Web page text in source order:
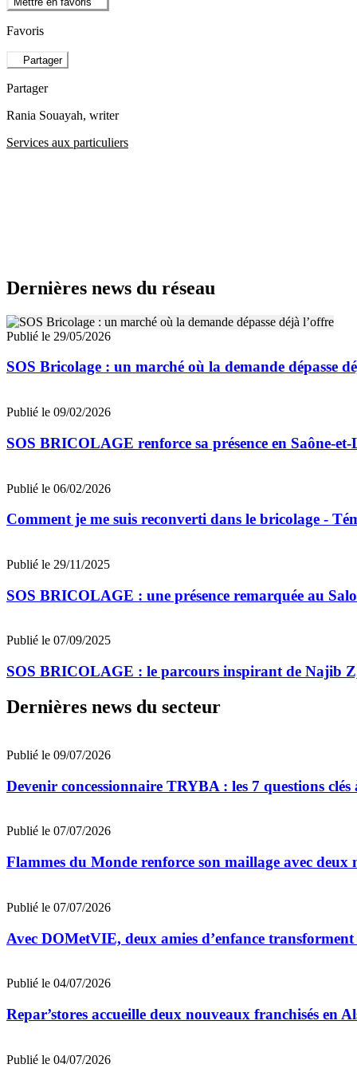
Favoris
Partager
Partager
Rania Souayah, writer
Services aux particuliers
Dernières news du réseau
Publié le 29/05/2026
SOS Bricolage : un marché où la demande dépasse
Publié le 09/02/2026
SOS BRICOLAGE renforce sa présence en Saône-
Publié le 06/02/2026
Comment je me suis reconverti dans le bricolage -
Publié le 29/11/2025
SOS BRICOLAGE : une présence remarquée au
Publié le 07/09/2025
SOS BRICOLAGE : le parcours inspirant de Najib
Dernières news du secteur
Publié le 09/07/2026
Devenir concessionnaire TRYBA : les 7 questions
Publié le 07/07/2026
Flammes du Monde renforce son maillage avec deux
Publié le 07/07/2026
Avec DOMetVIE, deux amies d’enfance
Publié le 04/07/2026
Repar’stores accueille deux nouveaux franchisés en
Publié le 04/07/2026